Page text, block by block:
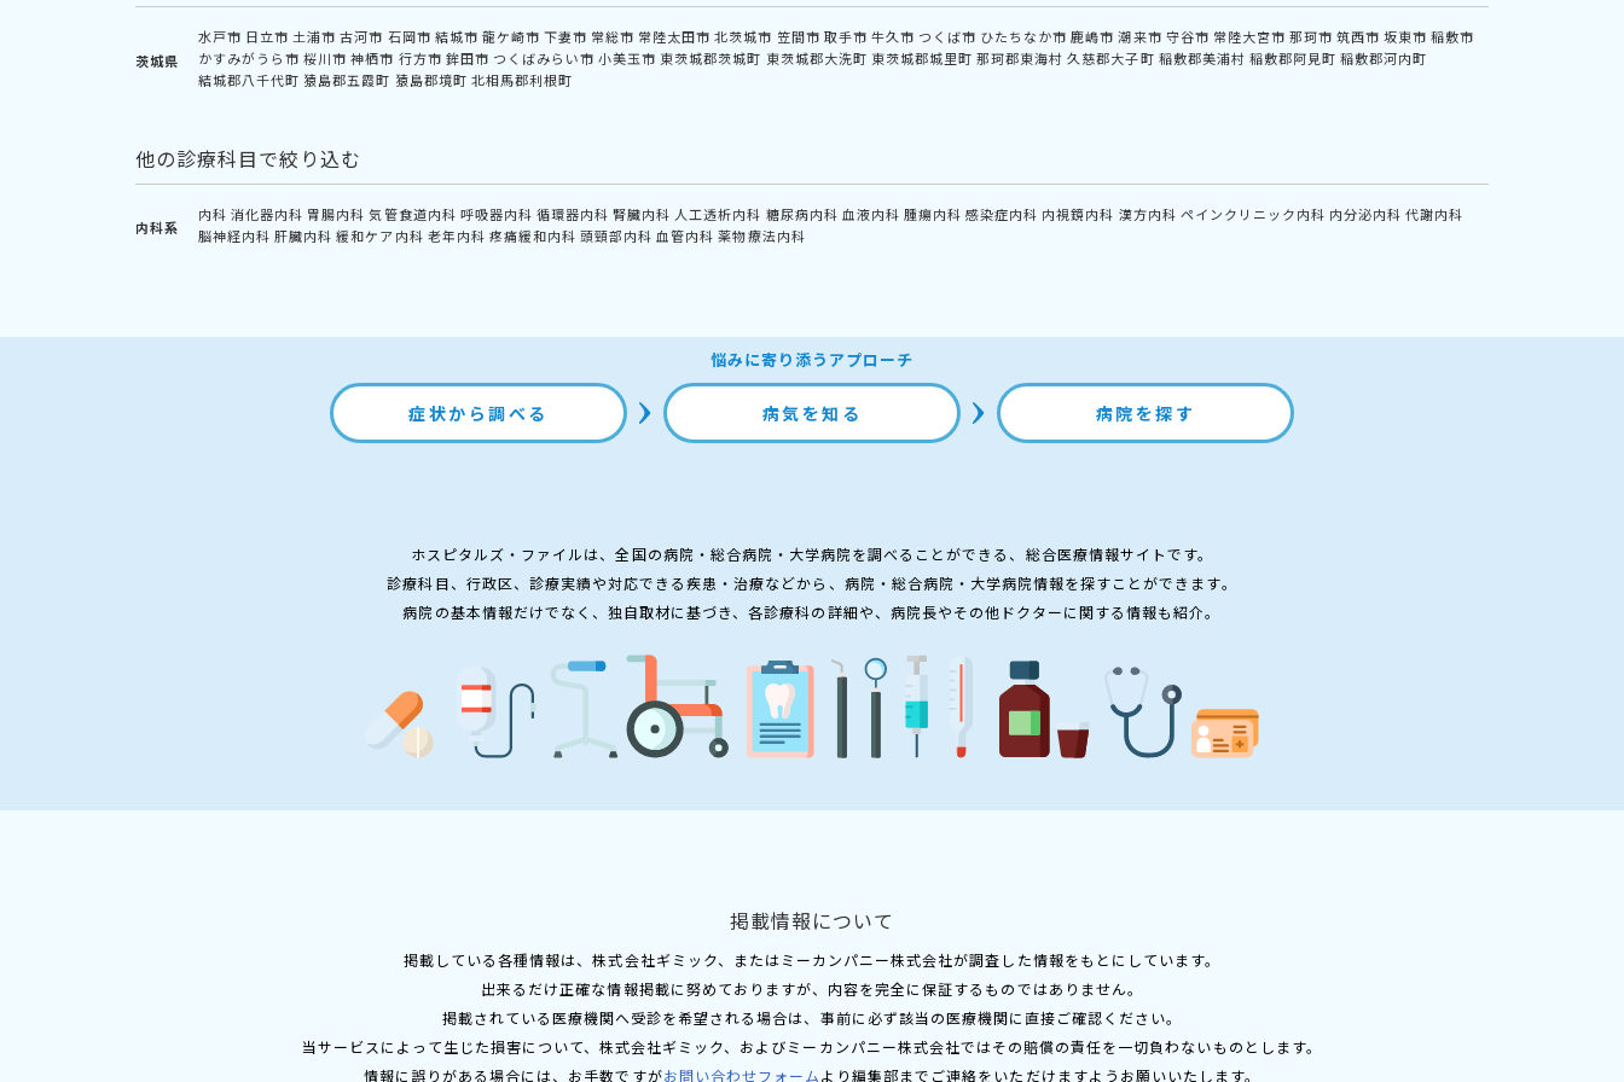
茨城県
水戸市 日立市 土浦市 古河市 石岡市 結城市 龍ケ崎市 下妻市 常総市 常陸太田市 北茨城市 笠間市 取手市 牛久市 つくば市 ひたちなか市 鹿嶋市 潮来市 守谷市 常陸大宮市 那珂市 筑西市 坂東市 稲敷市
かすみがうら市 桜川市 神栖市 行方市 鉾田市 つくばみらい市 小美玉市 東茨城郡茨城町 東茨城郡大洗町 東茨城郡城里町 那珂郡東海村 久慈郡大子町 稲敷郡美浦村 稲敷郡阿見町 稲敷郡河内町
結城郡八千代町 猿島郡五霞町 猿島郡境町 北相馬郡利根町
他の診療科目で絞り込む
内科系
内科 消化器内科 胃腸内科 気管食道内科 呼吸器内科 循環器内科 腎臓内科 人工透析内科 糖尿病内科 血液内科 腫瘍内科 感染症内科 内視鏡内科 漢方内科 ペインクリニック内科 内分泌内科 代謝内科
脳神経内科 肝臓内科 緩和ケア内科 老年内科 疼痛緩和内科 頭頸部内科 血管内科 薬物療法内科
悩みに寄り添うアプローチ
症状から調べる 病気を知る 病院を探す
ホスピタルズ・ファイルは、全国の病院・総合病院・大学病院を調べることができる、総合医療情報サイトです。
診療科目、行政区、診療実績や対応できる疾患・治療などから、病院・総合病院・大学病院情報を探すことができます。
病院の基本情報だけでなく、独自取材に基づき、各診療科の詳細や、病院長やその他ドクターに関する情報も紹介。
掲載情報について
掲載している各種情報は、株式会社ギミック、またはミーカンパニー株式会社が調査した情報をもとにしています。
出来るだけ正確な情報掲載に努めておりますが、内容を完全に保証するものではありません。
掲載されている医療機関へ受診を希望される場合は、事前に必ず該当の医療機関に直接ご確認ください。
当サービスによって生じた損害について、株式会社ギミック、およびミーカンパニー株式会社ではその賠償の責任を一切負わないものとします。
情報に誤りがある場合には、お手数ですがお問い合わせフォームより編集部までご連絡をいただけますようお願いいたします。